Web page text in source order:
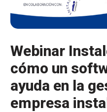
Webinar
cómo un
ayuda en la
empresa